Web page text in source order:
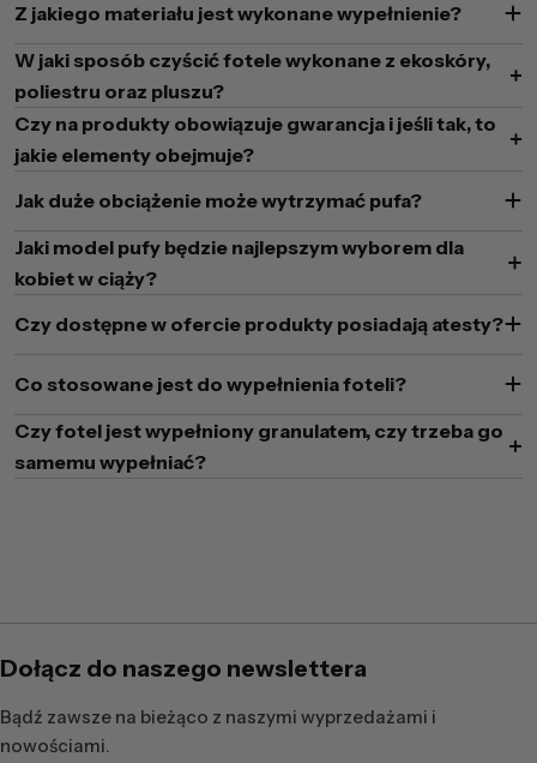
Z jakiego materiału jest wykonane wypełnienie?
W jaki sposób czyścić fotele wykonane z ekoskóry,
poliestru oraz pluszu?
Czy na produkty obowiązuje gwarancja i jeśli tak, to
jakie elementy obejmuje?
Jak duże obciążenie może wytrzymać pufa?
Jaki model pufy będzie najlepszym wyborem dla
kobiet w ciąży?
Czy dostępne w ofercie produkty posiadają atesty?
Co stosowane jest do wypełnienia foteli?
Czy fotel jest wypełniony granulatem, czy trzeba go
samemu wypełniać?
Dołącz do naszego newslettera
Bądź zawsze na bieżąco z naszymi wyprzedażami i
nowościami.